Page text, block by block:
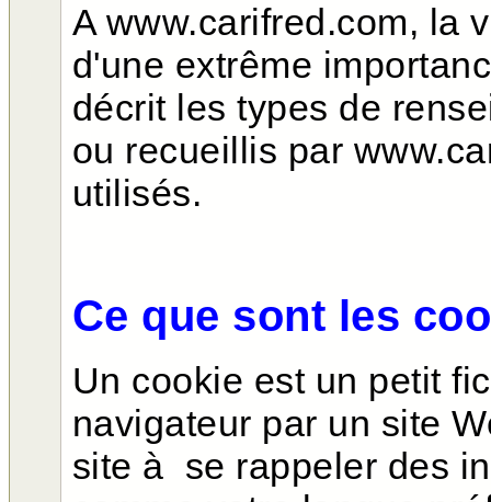
A www.carifred.com, la
d'une extrême
décrit les types de
ou recueillis par
utilisés.
Ce que sont les
Un cookie est un petit
navigateur par un site
site à se rappeler des